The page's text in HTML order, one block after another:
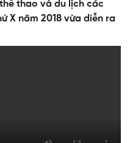
thao và du lịch các
X năm 2018 vừa diễn ra